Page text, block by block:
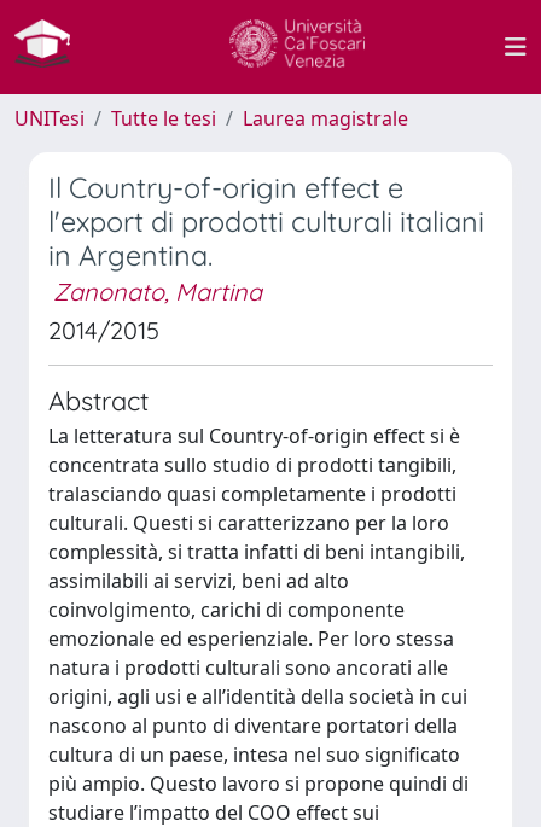
UNITesi Tutte le tesi Laurea magistrale
Il Country-of-origin effect e
l'export di prodotti culturali italiani
in Argentina.
Zanonato, Martina
2014/2015
Abstract
La letteratura sul Country-of-origin effect si è
concentrata sullo studio di prodotti tangibili,
tralasciando quasi completamente i prodotti
culturali. Questi si caratterizzano per la loro
complessità, si tratta infatti di beni intangibili,
assimilabili ai servizi, beni ad alto
coinvolgimento, carichi di componente
emozionale ed esperienziale. Per loro stessa
natura i prodotti culturali sono ancorati alle
origini, agli usi e all’identità della società in cui
nascono al punto di diventare portatori della
cultura di un paese, intesa nel suo significato
più ampio. Questo lavoro si propone quindi di
studiare l’impatto del COO effect sui